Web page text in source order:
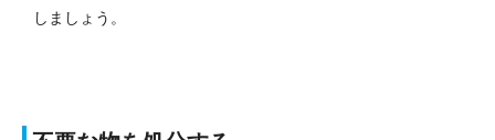
しましょう。